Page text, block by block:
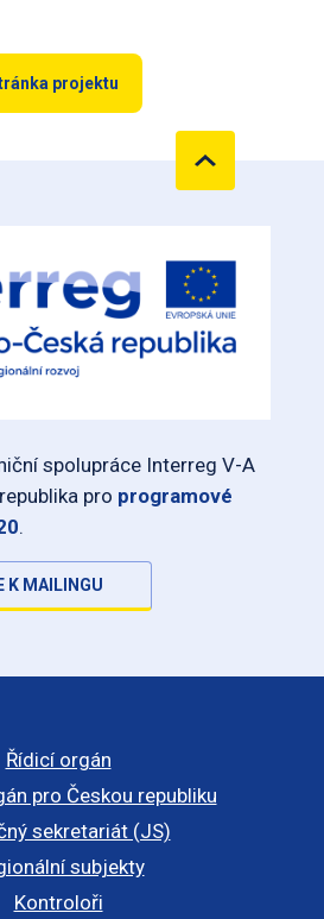
projektu
spolupráce Interreg V-A
pro programové
.
K MAILINGU
Řídicí orgán
pro Českou republiku
sekretariát (JS)
subjekty
Kontroloři